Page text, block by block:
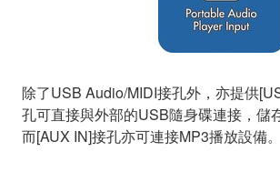
除了USB Audio/MIDI接孔外，亦提供
孔可直接與外部的USB隨身碟連接，儲
而[AUX IN]接孔亦可連接MP3播放設備。